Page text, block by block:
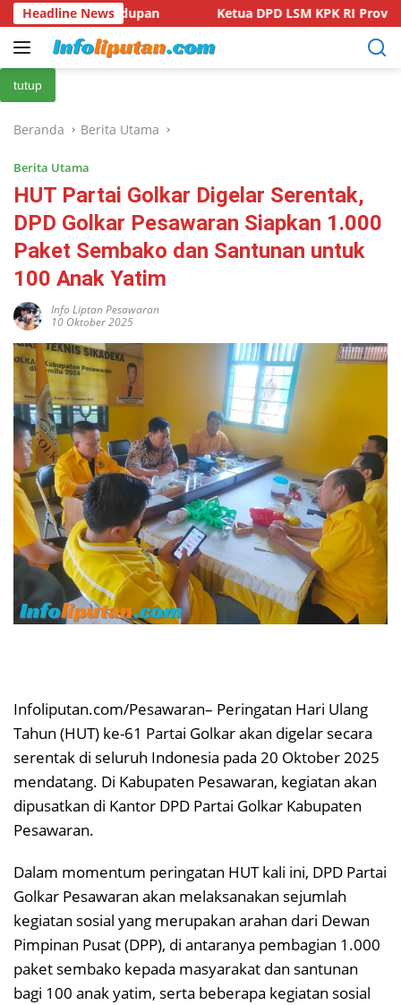
Langsung
ke
konten
Headline News
Ketua DPD LSM KPK RI Provinsi Lampung Kecam
tutup
Beranda Berita Utama
Berita Utama
HUT Partai Golkar Digelar Serentak,
DPD Golkar Pesawaran Siapkan 1.000
Paket Sembako dan Santunan untuk
100 Anak Yatim
Info Liptan Pesawaran
10 Oktober 2025
Infoliputan.com/Pesawaran– Peringatan Hari Ulang
Tahun (HUT) ke-61 Partai Golkar akan digelar secara
serentak di seluruh Indonesia pada 20 Oktober 2025
mendatang. Di Kabupaten Pesawaran, kegiatan akan
dipusatkan di Kantor DPD Partai Golkar Kabupaten
Pesawaran.
Dalam momentum peringatan HUT kali ini, DPD Partai
Golkar Pesawaran akan melaksanakan sejumlah
kegiatan sosial yang merupakan arahan dari Dewan
Pimpinan Pusat (DPP), di antaranya pembagian 1.000
paket sembako kepada masyarakat dan santunan
bagi 100 anak yatim, serta beberapa kegiatan sosial